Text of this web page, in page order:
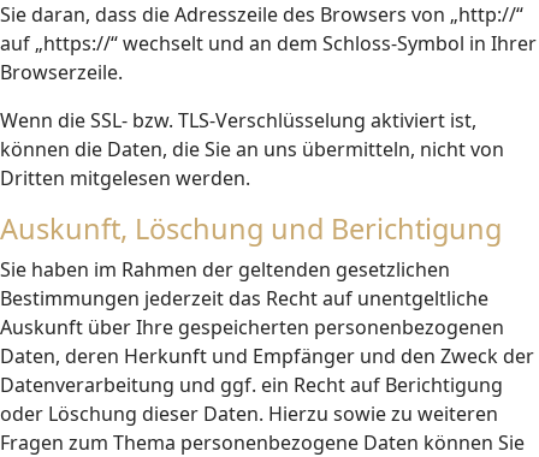
Sie daran, dass die Adresszeile des Browsers von „http://“
auf „https://“ wechselt und an dem Schloss-Symbol in Ihrer
Browserzeile.
Wenn die SSL- bzw. TLS-Verschlüsselung aktiviert ist,
können die Daten, die Sie an uns übermitteln, nicht von
Dritten mitgelesen werden.
Auskunft, Löschung und Berichtigung
Sie haben im Rahmen der geltenden gesetzlichen
Bestimmungen jederzeit das Recht auf unentgeltliche
Auskunft über Ihre gespeicherten personenbezogenen
Daten, deren Herkunft und Empfänger und den Zweck der
Datenverarbeitung und ggf. ein Recht auf Berichtigung
oder Löschung dieser Daten. Hierzu sowie zu weiteren
Fragen zum Thema personenbezogene Daten können Sie